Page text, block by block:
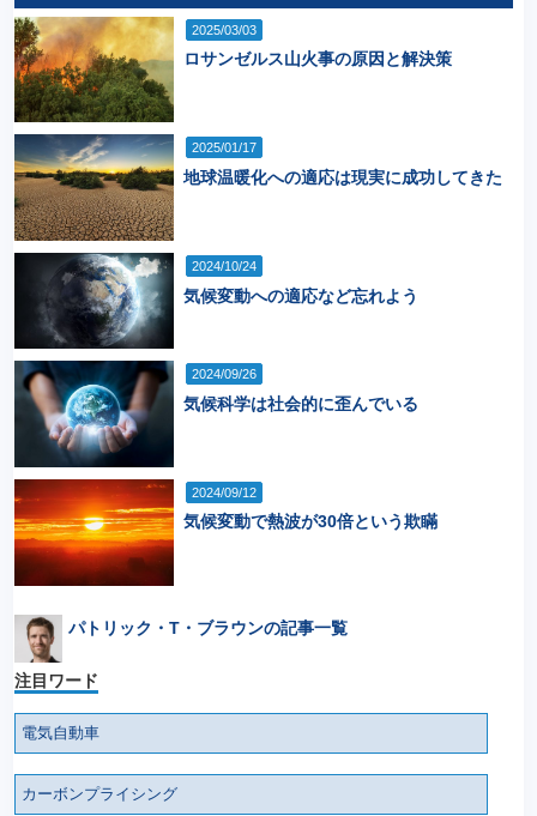
2025/03/03
ロサンゼルス山火事の原因と解決策
2025/01/17
地球温暖化への適応は現実に成功してきた
2024/10/24
気候変動への適応など忘れよう
2024/09/26
気候科学は社会的に歪んでいる
2024/09/12
気候変動で熱波が30倍という欺瞞
パトリック・T・ブラウンの記事一覧
注目ワード
電気自動車
カーボンプライシング